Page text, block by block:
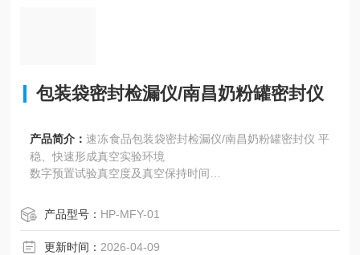
包装袋密封检漏仪/南昌奶粉罐密封仪
产品简介：速冻食品包装袋密封检漏仪/南昌奶粉罐密封仪 平
稳、快速形成真空实验环境
数字预置试验真空度及真空保持时间
采用高质量系统元件、性能稳定
产品型号： HP-MFY-01
更新时间： 2026-04-09